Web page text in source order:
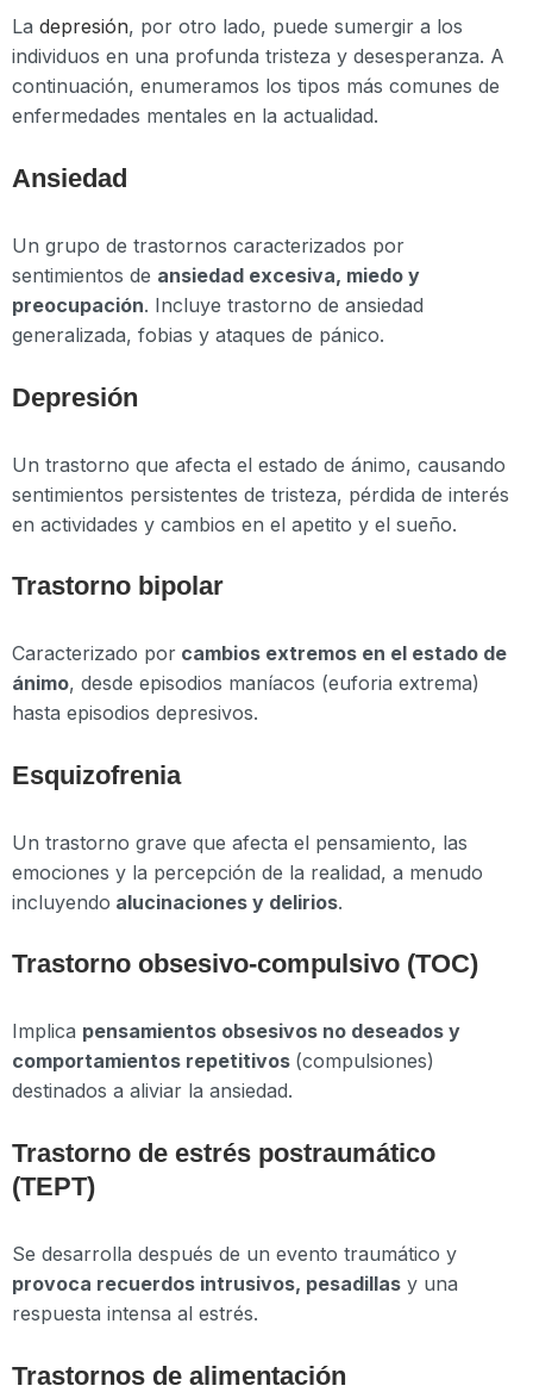
La depresión, por otro lado, puede sumergir a los
individuos en una profunda tristeza y desesperanza. A
continuación, enumeramos los tipos más comunes de
enfermedades mentales en la actualidad.
Ansiedad
Un grupo de trastornos caracterizados por
sentimientos de ansiedad excesiva, miedo y
preocupación. Incluye trastorno de ansiedad
generalizada, fobias y ataques de pánico.
Depresión
Un trastorno que afecta el estado de ánimo, causando
sentimientos persistentes de tristeza, pérdida de interés
en actividades y cambios en el apetito y el sueño.
Trastorno bipolar
Caracterizado por cambios extremos en el estado de
ánimo, desde episodios maníacos (euforia extrema)
hasta episodios depresivos.
Esquizofrenia
Un trastorno grave que afecta el pensamiento, las
emociones y la percepción de la realidad, a menudo
incluyendo alucinaciones y delirios.
Trastorno obsesivo-compulsivo (TOC)
Implica pensamientos obsesivos no deseados y
comportamientos repetitivos (compulsiones)
destinados a aliviar la ansiedad.
Trastorno de estrés postraumático
(TEPT)
Se desarrolla después de un evento traumático y
provoca recuerdos intrusivos, pesadillas y una
respuesta intensa al estrés.
Trastornos de alimentación